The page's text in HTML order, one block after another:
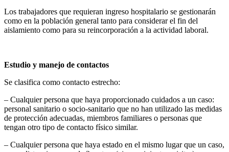
Los trabajadores que requieran ingreso hospitalario se gestionarán
como en la población general tanto para considerar el fin del
aislamiento como para su reincorporación a la actividad laboral.
Estudio y manejo de contactos
Se clasifica como contacto estrecho:
– Cualquier persona que haya proporcionado cuidados a un caso:
personal sanitario o socio-sanitario que no han utilizado las medidas
de protección adecuadas, miembros familiares o personas que
tengan otro tipo de contacto físico similar.
– Cualquier persona que haya estado en el mismo lugar que un caso,